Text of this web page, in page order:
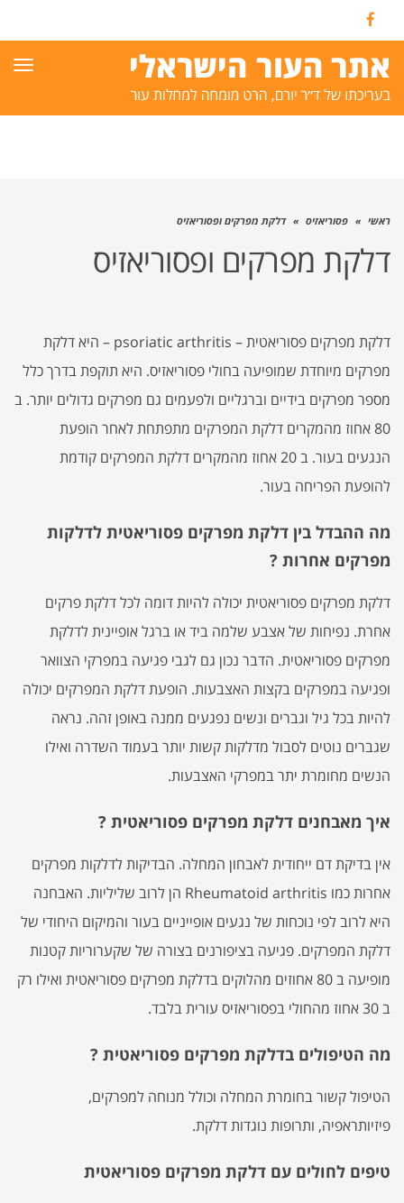
Facebook
ראשי » פסוריאזיס » דלקת מפרקים ופסוריאזיס
דלקת מפרקים ופסוריאזיס
דלקת מפרקים פסוריאטית – psoriatic arthritis – היא דלקת
מפרקים מיוחדת שמופיעה בחולי פסוריאזיס. היא תוקפת בדרך כלל
מספר מפרקים בידיים וברגליים ולפעמים גם מפרקים גדולים יותר. ב
80 אחוז מהמקרים דלקת המפרקים מתפתחת לאחר הופעת
הנגעים בעור. ב 20 אחוז מהמקרים דלקת המפרקים קודמת
להופעת הפריחה בעור.
מה ההבדל בין דלקת מפרקים פסוריאטית לדלקות
מפרקים אחרות ?
דלקת מפרקים פסוריאטית יכולה להיות דומה לכל דלקת פרקים
אחרת. נפיחות של אצבע שלמה ביד או ברגל אופיינית לדלקת
מפרקים פסוריאטית. הדבר נכון גם לגבי פגיעה במפרקי הצוואר
ופגיעה במפרקים בקצות האצבעות. הופעת דלקת המפרקים יכולה
להיות בכל גיל וגברים ונשים נפגעים ממנה באופן זהה. נראה
שגברים נוטים לסבול מדלקות קשות יותר בעמוד השדרה ואילו
הנשים מחומרת יתר במפרקי האצבעות.
איך מאבחנים דלקת מפרקים פסוריאטית ?
אין בדיקת דם ייחודית לאבחון המחלה. הבדיקות לדלקות מפרקים
אחרות כמו Rheumatoid arthritis הן לרוב שליליות. האבחנה
היא לרוב לפי נוכחות של נגעים אופייניים בעור והמיקום היחודי של
דלקת המפרקים. פגיעה בציפורנים בצורה של שקערוריות קטנות
מופיעה ב 80 אחוזים מהלוקים בדלקת מפרקים פסוריאטית ואילו רק
ב 30 אחוז מהחולי בפסוריאזיס עורית בלבד.
מה הטיפולים בדלקת מפרקים פסוריאטית ?
הטיפול קשור בחומרת המחלה וכולל מנוחה למפרקים,
פיזיותראפיה, ותרופות נוגדות דלקת.
טיפים לחולים עם דלקת מפרקים פסוריאטית